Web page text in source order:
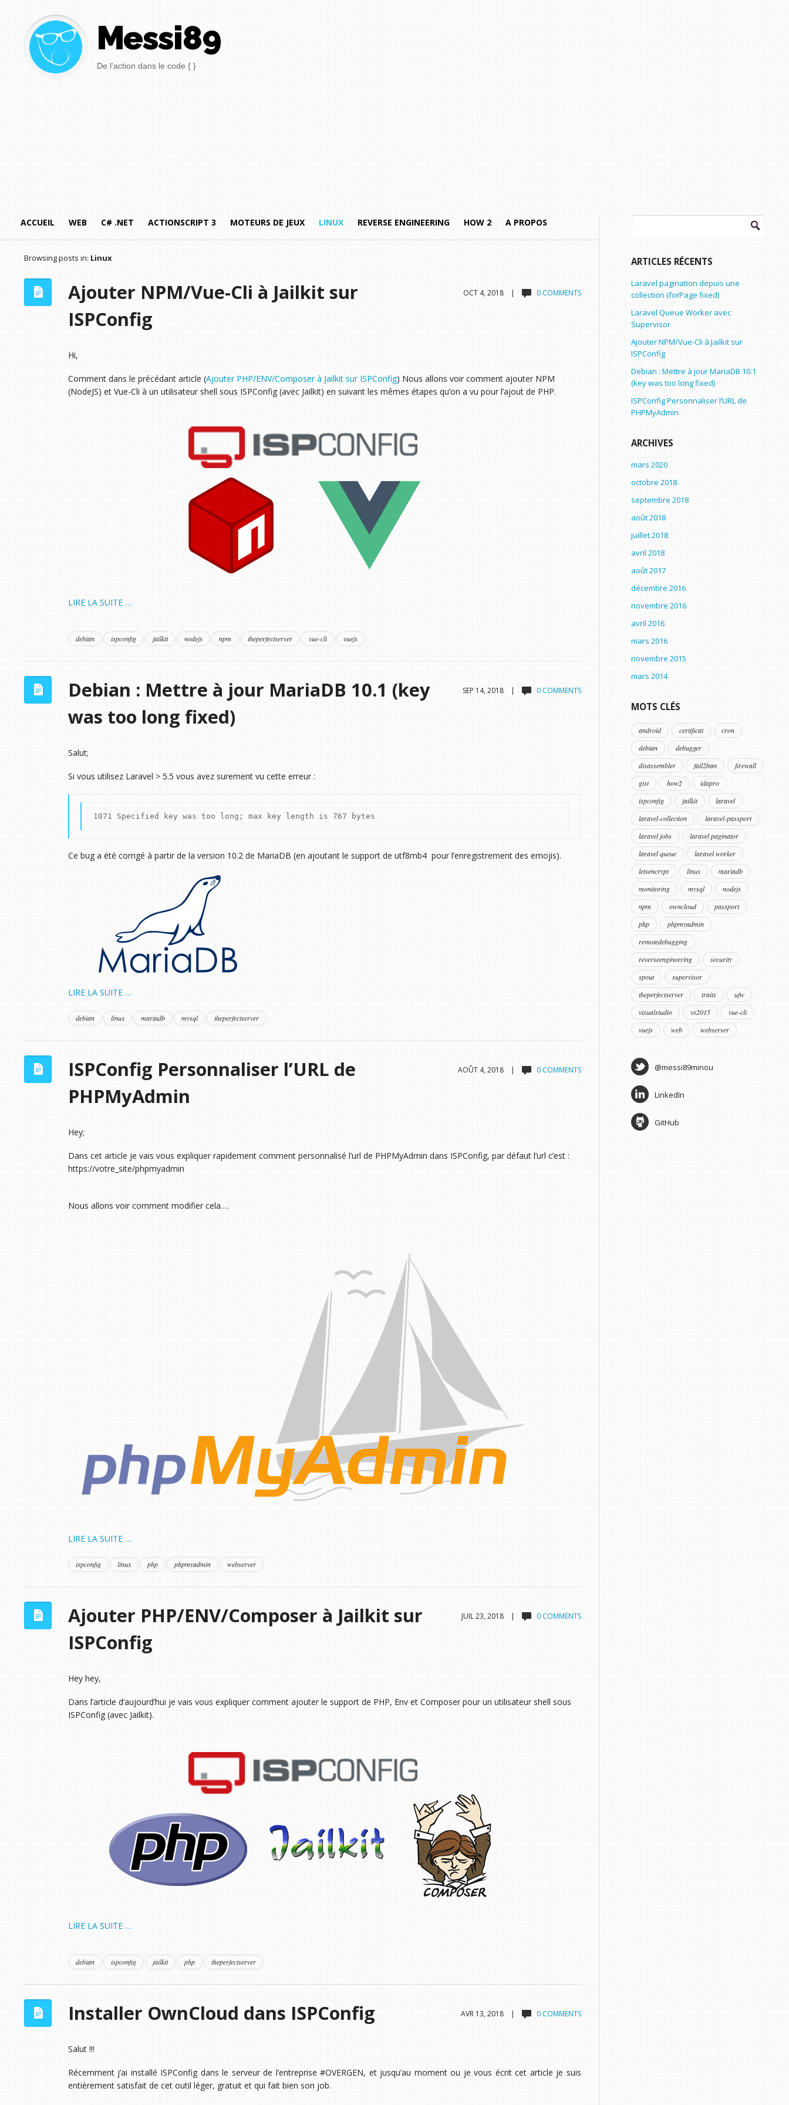
Messi89
De l'action dans le code { }
ACCUEIL WEB C# .NET ACTIONSCRIPT 3 MOTEURS DE JEUX LINUX REVERSE ENGINEERING HOW 2 A PROPOS
Browsing posts in: Linux
OCT 4, 2018 | 0 COMMENTS
Ajouter NPM/Vue-Cli à Jailkit sur
ISPConfig
Hi,
Comment dans le précédant article (Ajouter PHP/ENV/Composer à Jailkit sur ISPConfig) Nous allons voir comment ajouter NPM
(NodeJS) et Vue-Cli à un utilisateur shell sous ISPConfig (avec Jailkit) en suivant les mêmes étapes qu’on a vu pour l’ajout de PHP.
LIRE LA SUITE …
debian ispconfig jailkit nodejs npm theperfectserver vue-cli vuejs
SEP 14, 2018 | 0 COMMENTS
Debian : Mettre à jour MariaDB 10.1 (key
was too long fixed)
Salut;
Si vous utilisez Laravel > 5.5 vous avez surement vu cette erreur :
1071 Specified key was too long; max key length is 767 bytes
Ce bug a été corrigé à partir de la version 10.2 de MariaDB (en ajoutant le support de utf8mb4 pour l’enregistrement des emojis).
LIRE LA SUITE …
debian linux mariadb mysql theperfectserver
AOÛT 4, 2018 | 0 COMMENTS
ISPConfig Personnaliser l’URL de
PHPMyAdmin
Hey;
Dans cet article je vais vous expliquer rapidement comment personnalisé l’url de PHPMyAdmin dans ISPConfig, par défaut l’url c’est :
https://votre_site/phpmyadmin
Nous allons voir comment modifier cela….
LIRE LA SUITE …
ispconfig linux php phpmyadmin webserver
JUIL 23, 2018 | 0 COMMENTS
Ajouter PHP/ENV/Composer à Jailkit sur
ISPConfig
Hey hey,
Dans l’article d’aujourd’hui je vais vous expliquer comment ajouter le support de PHP, Env et Composer pour un utilisateur shell sous
ISPConfig (avec Jailkit).
LIRE LA SUITE …
debian ispconfig jailkit php theperfectserver
AVR 13, 2018 | 0 COMMENTS
Installer OwnCloud dans ISPConfig
Salut !!!
Récemment j’ai installé ISPConfig dans le serveur de l’entreprise #OVERGEN, et jusqu’au moment ou je vous écrit cet article je suis
entièrement satisfait de cet outil léger, gratuit et qui fait bien son job.
Rechercher :
ARTICLES RÉCENTS
Laravel pagination depuis une
collection (forPage fixed)
Laravel Queue Worker avec
Supervisor
Ajouter NPM/Vue-Cli à Jailkit sur
ISPConfig
Debian : Mettre à jour MariaDB 10.1
(key was too long fixed)
ISPConfig Personnaliser l’URL de
PHPMyAdmin
ARCHIVES
mars 2020
octobre 2018
septembre 2018
août 2018
juillet 2018
avril 2018
août 2017
décembre 2016
novembre 2016
avril 2016
mars 2016
novembre 2015
mars 2014
MOTS CLÉS
android certificat
cron
debian
debugger
disassembler
fail2ban
firewall
gist
how2
idapro
ispconfig
jailkit
laravel
laravel-collection
laravel-passport
laravel jobs
laravel paginator
laravel queue
laravel worker
letsencrypt
linux
mariadb
monitoring
mysql
nodejs
npm
owncloud
passport
php
phpmyadmin
remotedebugging
reverseengineering
security
spout
supervisor
theperfectserver
traits
ufw
visualstudio
vs2015
vue-cli
vuejs
web webserver
@messi89minou
LinkedIn
GitHub